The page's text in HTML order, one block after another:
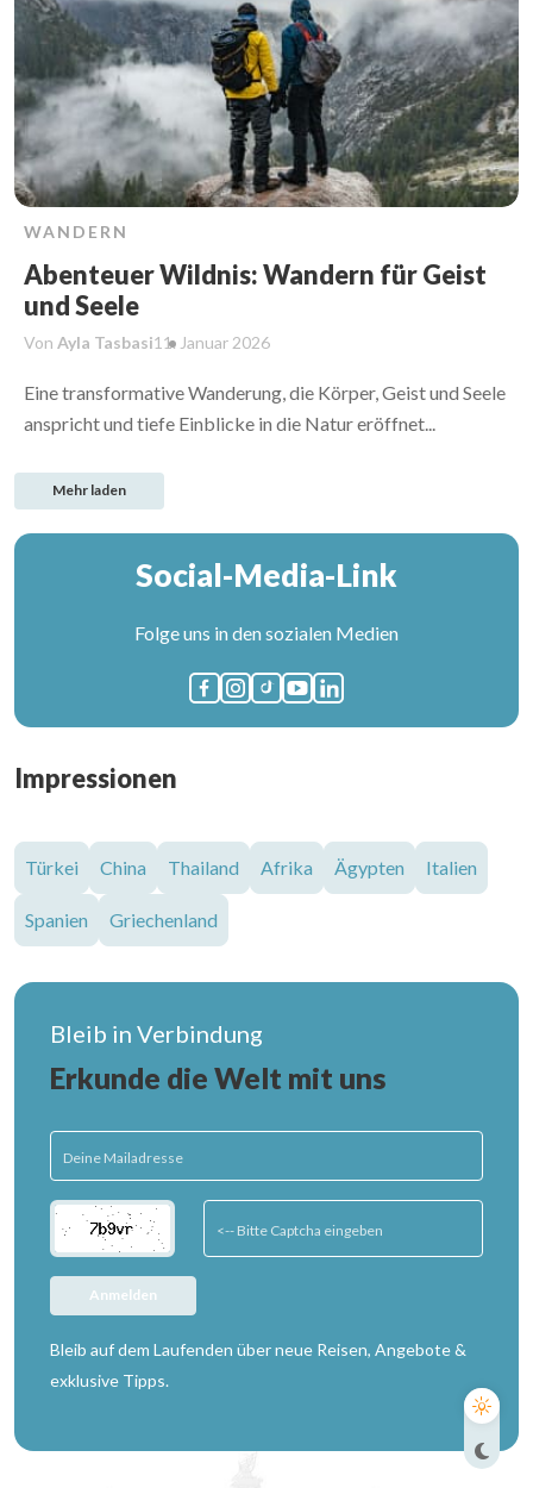
WANDERN
Abenteuer Wildnis: Wandern für Geist
und Seele
Von Ayla Tasbasi11. Januar 2026
Eine transformative Wanderung, die Körper, Geist und Seele
anspricht und tiefe Einblicke in die Natur eröffnet...
Mehr laden
Social-Media-Link
Folge uns in den sozialen Medien
Impressionen
Türkei China Thailand Afrika Ägypten Italien
Spanien Griechenland
Bleib in Verbindung
Erkunde die Welt mit uns
Anmelden
Bleib auf dem Laufenden über neue Reisen, Angebote &
exklusive Tipps.